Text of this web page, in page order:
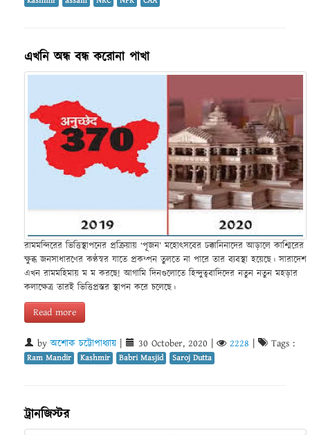
এখনি অন্ধ বন্ধ করোনা পাখা
রামমন্দিরের ভিত্তিস্থাপনের প্রক্রিয়ায় ‘পূজন’ মহোৎসবের ঢক্কানিনাদের আড়ালে কাশ্মিরের
ক্ষুব্ধ জনসাধারণের কণ্ঠস্বর যাতে প্রকম্পন তুলতে না পারে তার ব্যবস্থা হয়েছে। সারাদেশ
এখন রামমহিমায় ম ম করছে! আগামি দিনগুলোতে হিন্দুত্ববাদিদের নতুন নতুন মহড়ার
কলাক্ষেত্র তারই ভিত্তিপ্রস্তর স্থাপন করে চলেছে।
Read more
byঅশোক চট্টোপাধ্যায় 30 October, 2020 2228 Tags :
Ram Mandir Kashmir Babri Masjid Saroj Dutta
ট্রানজিস্টর